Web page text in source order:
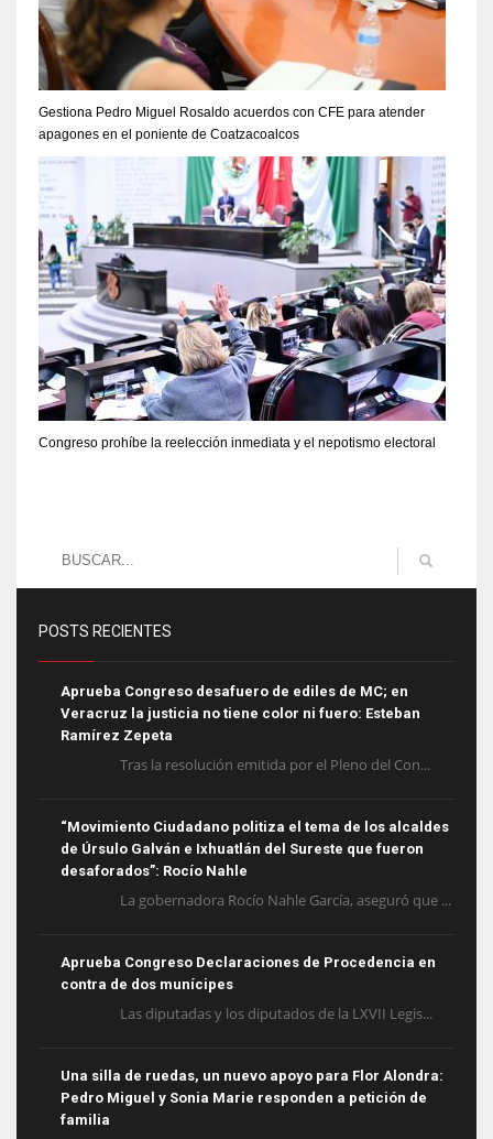
Gestiona Pedro Miguel Rosaldo acuerdos con CFE para atender
apagones en el poniente de Coatzacoalcos
Congreso prohíbe la reelección inmediata y el nepotismo electoral
POSTS RECIENTES
Aprueba Congreso desafuero de ediles de MC; en
Veracruz la justicia no tiene color ni fuero: Esteban
Ramírez Zepeta
Tras la resolución emitida por el Pleno del Con...
“Movimiento Ciudadano politiza el tema de los alcaldes
de Úrsulo Galván e Ixhuatlán del Sureste que fueron
desaforados”: Rocío Nahle
La gobernadora Rocío Nahle García, aseguró que ...
Aprueba Congreso Declaraciones de Procedencia en
contra de dos munícipes
Las diputadas y los diputados de la LXVII Legis...
Una silla de ruedas, un nuevo apoyo para Flor Alondra:
Pedro Miguel y Sonia Marie responden a petición de
familia